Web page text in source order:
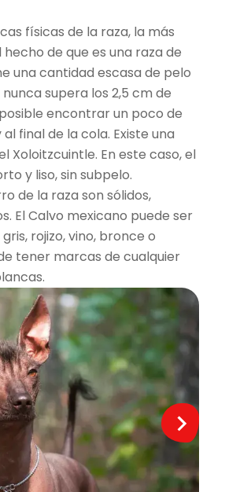
físicas de la raza, la más
de que es una raza de
una cantidad escasa de pelo
supera los 2,5 cm de
encontrar un poco de
final de la cola. Existe una
Xoloitzcuintle. En este caso, el
y liso, sin subpelo.
de la raza son sólidos,
El Calvo mexicano puede ser
rojizo, vino, bronce o
tener marcas de cualquier